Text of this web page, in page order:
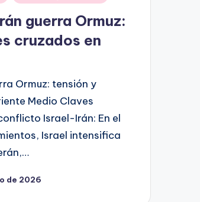
guerra Ormuz:
cruzados en
Ormuz: tensión y
Medio Claves
Israel-Irán: En el
Israel intensifica
de 2026